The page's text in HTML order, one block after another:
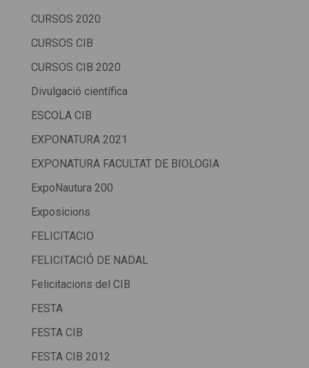
CURSOS 2020
CURSOS CIB
CURSOS CIB 2020
Divulgació científica
ESCOLA CIB
EXPONATURA 2021
EXPONATURA FACULTAT DE BIOLOGIA
ExpoNautura 200
Exposicions
FELICITACIO
FELICITACIÓ DE NADAL
Felicitacions del CIB
FESTA
FESTA CIB
FESTA CIB 2012